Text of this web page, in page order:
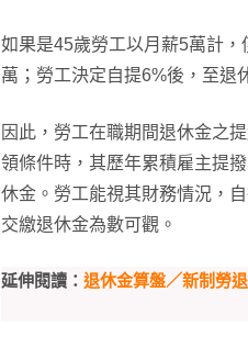
如果是45歲勞工以月薪5萬計
萬；勞工決定自提6%後，至退
因此，勞工在職期間退休金之
領條件時，其歷年累積雇主提
休金。勞工能視其財務情況，
交繳退休金為數可觀。
延伸閱讀： 退休金算盤／新制勞